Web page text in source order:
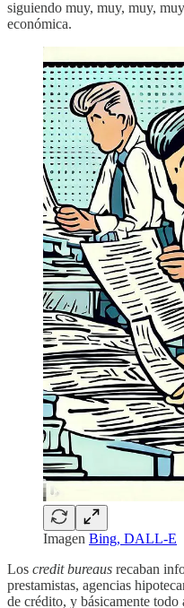
siguiendo muy, muy, muy,
económica.
Imagen Bing, DALL-E
Los credit bureaus recaban
prestamistas, agencias
de crédito, y básicamente